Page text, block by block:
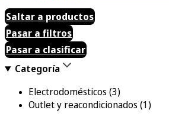
Saltar a productos
Pasar a filtros
Pasar a clasificar
Categoría
Electrodomésticos (3)
Outlet y reacondicionados (1)